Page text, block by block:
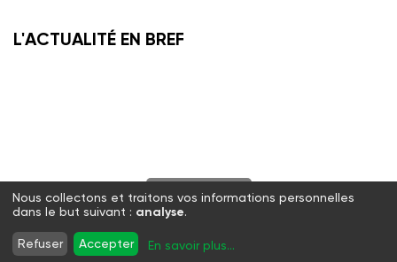
L'ACTUALITÉ EN BREF
S'abonner
Twitter Facebook
WhatsApp
Nous collectons et traitons vos informations personnelles
dans le but suivant : analyse.
Refuser Accepter En savoir plus...